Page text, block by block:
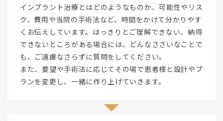
インプラント治療とはどのようなものか、可能性やリス
ク、費用や当院の手術法など、時間をかけて分かりやす
くお伝えしています。はっきりとご理解できない、納得
できないところがある場合には、どんなささいなことで
も、ご遠慮なさらずに質問をしてください。
また、要望や手術法に応じてその場で患者様と設計やプ
ランを変更し、一緒に作り上げていきます。